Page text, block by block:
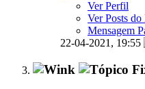
Ver Perfil
Ver Posts do
Mensagem
22-04-2021, 19:55